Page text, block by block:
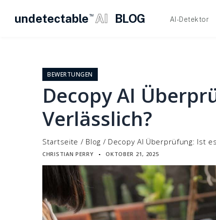
undetectable TM AI BLOG AI-Detektor
BEWERTUNGEN
Decopy AI
Verlässlich?
Startseite / Blog / Decopy AI Überprüfung: Ist
CHRISTIAN PERRY ▪ OKTOBER 21, 2025